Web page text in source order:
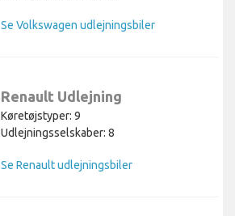
Se Volkswagen udlejningsbiler
Renault Udlejning
Køretøjstyper: 9
Udlejningsselskaber: 8
Se Renault udlejningsbiler